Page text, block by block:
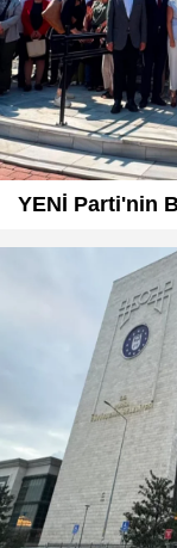
YENİ Parti'nin